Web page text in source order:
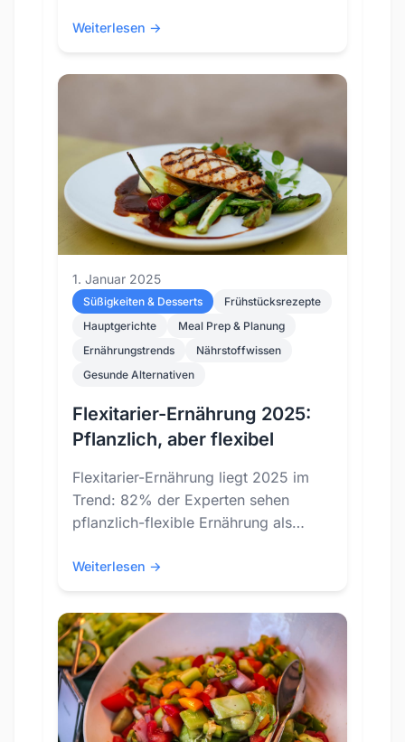
vermeidest und den ganzen Tag
Weiterlesen →
1. Januar 2025
Süßigkeiten & Desserts
Frühstücksrezepte
Hauptgerichte
Meal Prep & Planung
Ernährungstrends
Nährstoffwissen
Gesunde Alternativen
Flexitarier-Ernährung 2025:
Pflanzlich, aber flexibel
Flexitarier-Ernährung liegt 2025 im
Trend: 82% der Experten sehen
pflanzlich-flexible Ernährung als
praktische Tipps für den Einstieg in
Ernährungsweise.
Weiterlesen →